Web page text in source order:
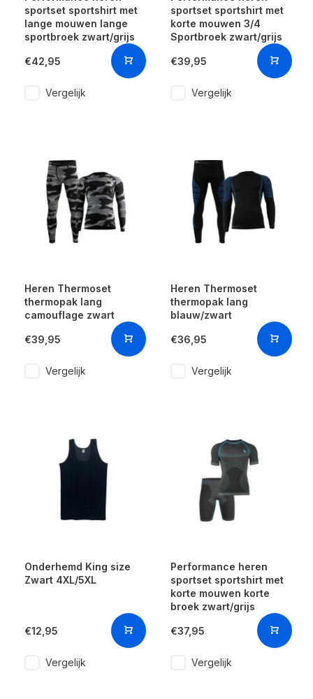
sportset sportshirt met
lange mouwen lange
sportbroek zwart/grijs
€42,95
Vergelijk
sportset sportshirt met
korte mouwen 3/4
Sportbroek zwart/grijs
€39,95
Vergelijk
Heren Thermoset
thermopak lang
camouflage zwart
€39,95
Vergelijk
Heren Thermoset
thermopak lang
blauw/zwart
€36,95
Vergelijk
Onderhemd King size
Zwart 4XL/5XL
€12,95
Vergelijk
Performance heren
sportset sportshirt met
korte mouwen korte
broek zwart/grijs
€37,95
Vergelijk